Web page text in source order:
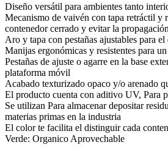
Diseño versátil para ambientes tanto
Mecanismo de vaivén con tapa retráctil y
contenedor cerrado y evitar la
Aro y tapa con pestañas ajustables para
Manijas ergonómicas y resistentes para
Pestañas de ajuste o agarre en la base
plataforma móvil
Acabado texturizado opaco y/o arenado
El producto cuenta con aditivo UV, Para
Se utilizan Para almacenar depositar
materias primas en la industria
El color te facilita el distinguir cada
Verde: Organico Aprovechable